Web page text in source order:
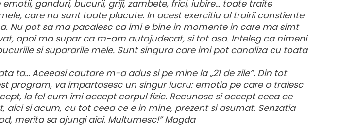
ganduri, bucurii, griji, zambete, frici, iubire… toate traite
care nu sunt toate placute. In acest exercitiu al trairii constiente
Nu pot sa ma pacalesc ca imi e bine in momente in care ma simt
apoi ma supar ca m-am autojudecat, si tot asa. Inteleg ca nimeni
si supararile mele. Sunt singura care imi pot canaliza cu toata
ta… Aceeasi cautare m-a adus si pe mine la „21 de zile”. Din tot
program, va impartasesc un singur lucru: emotia pe care o traiesc
la fel cum imi accept corpul fizic. Recunosc si accept ceea ce
aici si acum, cu tot ceea ce e in mine, prezent si asumat. Senzatia
merita sa ajungi aici. Multumesc!” Magda